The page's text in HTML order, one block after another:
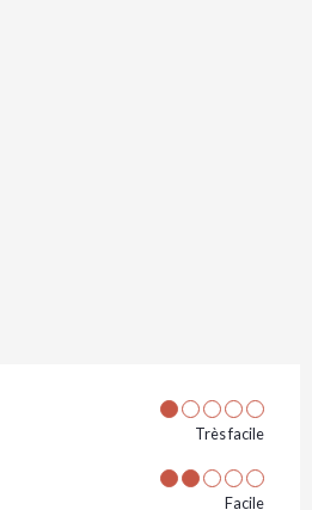
Très facile
Facile